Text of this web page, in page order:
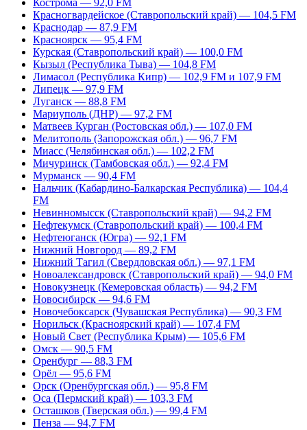
Кострома — 92,0 FM
Красногвардейское (Ставропольский край) — 104,5 FM
Краснодар — 87,9 FM
Красноярск — 95,4 FM
Курская (Ставропольский край) — 100,0 FM
Кызыл (Республика Тыва) — 104,8 FM
Лимасол (Республика Кипр) — 102,9 FM и 107,9 FM
Липецк — 97,9 FM
Луганск — 88,8 FM
Мариуполь (ДНР) — 97,2 FM
Матвеев Курган (Ростовская обл.) — 107,0 FM
Мелитополь (Запорожская обл.) — 96,7 FM
Миасс (Челябинская обл.) — 102,2 FM
Мичуринск (Тамбовская обл.) — 92,4 FM
Мурманск — 90,4 FM
Нальчик (Кабардино-Балкарская Республика) — 104,4
FM
Невинномысск (Ставропольский край) — 94,2 FM
Нефтекумск (Ставропольский край) — 100,4 FM
Нефтеюганск (Югра) — 92,1 FM
Нижний Новгород — 89,2 FM
Нижний Тагил (Свердловская обл.) — 97,1 FM
Новоалександровск (Ставропольский край) — 94,0 FM
Новокузнецк (Кемеровская область) — 94,2 FM
Новосибирск — 94,6 FM
Новочебоксарск (Чувашская Республика) — 90,3 FM
Норильск (Красноярский край) — 107,4 FM
Новый Свет (Республика Крым) — 105,6 FM
Омск — 90,5 FM
Оренбург — 88,3 FM
Орёл — 95,6 FM
Орск (Оренбургская обл.) — 95,8 FM
Оса (Пермский край) — 103,3 FM
Осташков (Тверская обл.) — 99,4 FM
Пенза — 94,7 FM